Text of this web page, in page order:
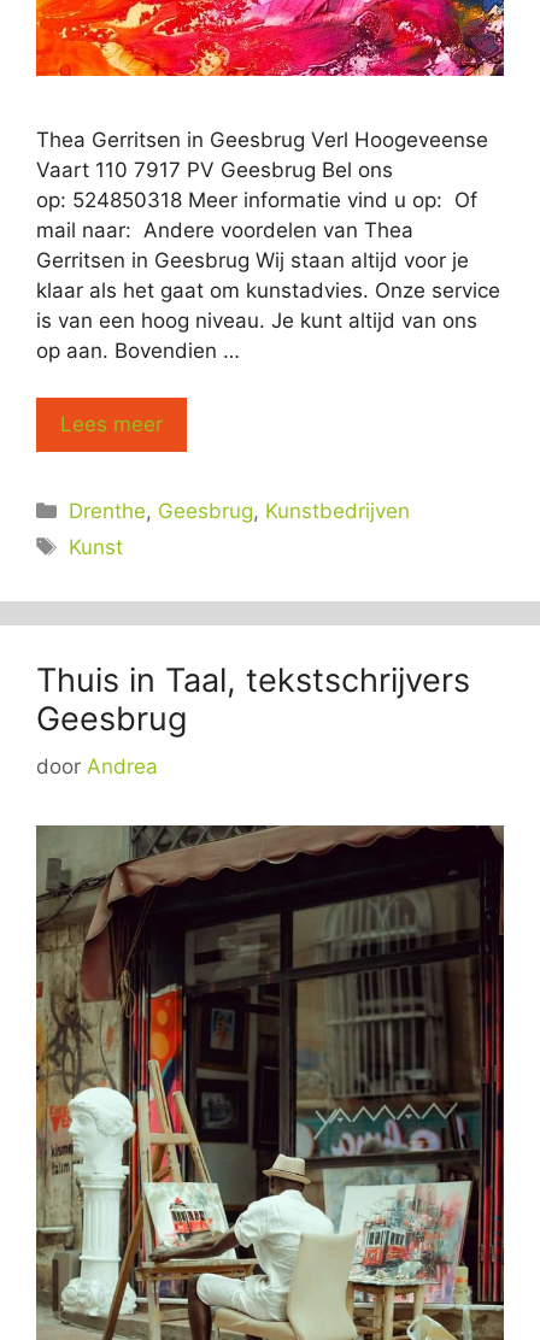
Thea Gerritsen in Geesbrug Verl Hoogeveense
Vaart 110 7917 PV Geesbrug Bel ons
op: 524850318 Meer informatie vind u op: Of
mail naar: Andere voordelen van Thea
Gerritsen in Geesbrug Wij staan altijd voor je
klaar als het gaat om kunstadvies. Onze service
is van een hoog niveau. Je kunt altijd van ons
op aan. Bovendien …
Lees meer
Categorieën
Drenthe, Geesbrug, Kunstbedrijven
Tags
Kunst
Thuis in Taal, tekstschrijvers
Geesbrug
door Andrea